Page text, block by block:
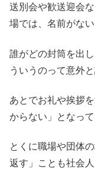
送別会や歓送迎会
場では、名前がな
誰がどの封筒を出
ういうのって意外
あとでお礼や挨拶
からない」となっ
とくに職場や団体
返す」ことも社会